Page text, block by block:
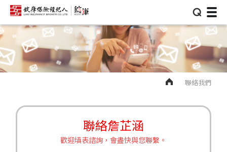
⌕
聯絡我們
聯絡詹芷涵
歡迎填表諮詢，會盡快與您聯繫。